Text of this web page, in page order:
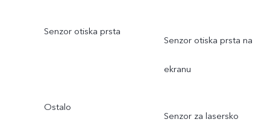
Senzor otiska prsta
Senzor otiska prsta na
ekranu
Ostalo
Senzor za lasersko